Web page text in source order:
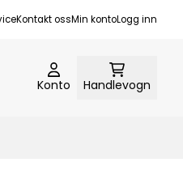
Kontakt ossMin kontoLogg inn
Konto Handlevogn